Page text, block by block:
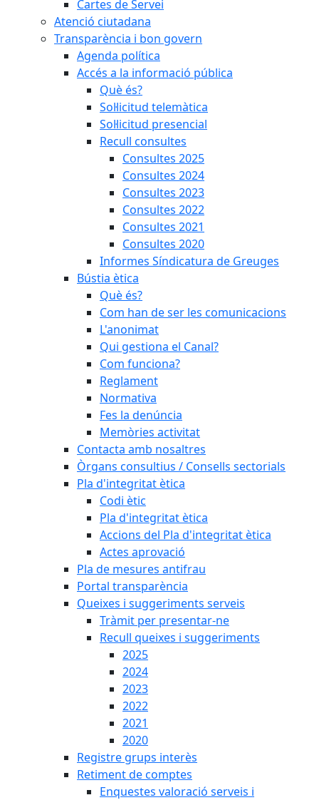
Cartes de Servei
Atenció ciutadana
Transparència i bon govern
Agenda política
Accés a la informació pública
Què és?
Sol·licitud telemàtica
Sol·licitud presencial
Recull consultes
Consultes 2025
Consultes 2024
Consultes 2023
Consultes 2022
Consultes 2021
Consultes 2020
Informes Síndicatura de Greuges
Bústia ètica
Què és?
Com han de ser les comunicacions
L'anonimat
Qui gestiona el Canal?
Com funciona?
Reglament
Normativa
Fes la denúncia
Memòries activitat
Contacta amb nosaltres
Òrgans consultius / Consells sectorials
Pla d'integritat ètica
Codi ètic
Pla d'integritat ètica
Accions del Pla d'integritat ètica
Actes aprovació
Pla de mesures antifrau
Portal transparència
Queixes i suggeriments serveis
Tràmit per presentar-ne
Recull queixes i suggeriments
2025
2024
2023
2022
2021
2020
Registre grups interès
Retiment de comptes
Enquestes valoració serveis i